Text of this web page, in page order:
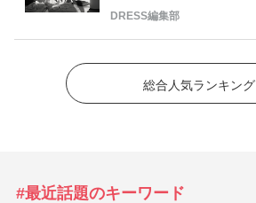
DRESS編集部
総合人気ランキング
#最近話題のキーワード